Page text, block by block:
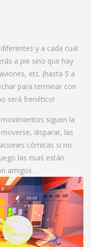
y a cada cual
a pie sino que hay
etc. (hasta 5 a
para terminar con
será frenético!
siguen la
disparar, las
cómicas si no
las risas están
amigos.